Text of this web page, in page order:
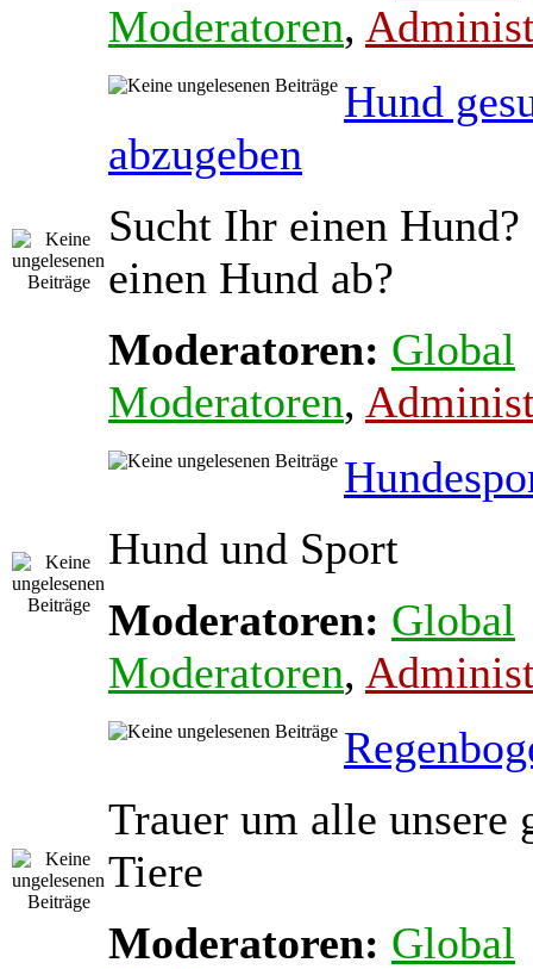
Moderatoren,
Hund
abzugeben
Sucht Ihr einen
einen Hund ab?
Moderatoren: Global
Moderatoren,
Hund und Sport
Moderatoren: Global
Moderatoren,
Trauer um alle unsere
Tiere
Moderatoren: Global